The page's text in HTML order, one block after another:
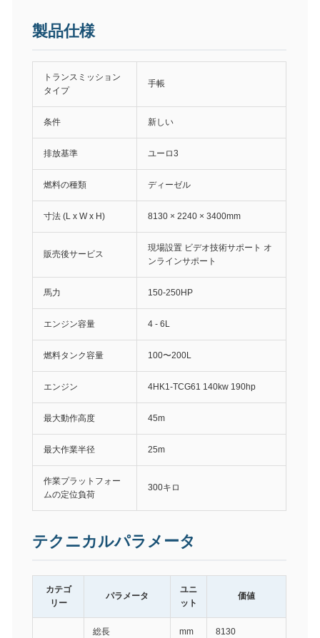
製品仕様
トランスミッション
タイプ
手帳
条件 新しい
排放基準 ユーロ3
燃料の種類 ディーゼル
寸法 (L x W x H) 8130 × 2240 × 3400mm
販売後サービス
現場設置 ビデオ技術サポート オ
ンラインサポート
馬力 150-250HP
エンジン容量 4 - 6L
燃料タンク容量 100〜200L
エンジン 4HK1-TCG61 140kw 190hp
最大動作高度 45m
最大作業半径 25m
作業プラットフォー
ムの定位負荷
300キロ
テクニカルパラメータ
カテゴ
リー
パラメータ
ユニ
ット
価値
総長 mm 8130